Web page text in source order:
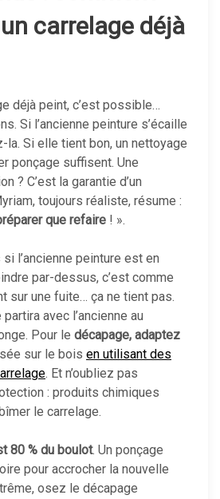
carrelage déjà
déjà peint, c’est possible…
Si l’ancienne peinture s’écaille
la. Si elle tient bon, un nettoyage
ponçage suffisent. Une
? C’est la garantie d’un
toujours réaliste, résume :
que refaire ! ».
l’ancienne peinture est en
par-dessus, c’est comme
sur une fuite… ça ne tient pas.
avec l’ancienne au
Pour le décapage, adaptez
sur le bois en utilisant des
. Et n’oubliez pas
: produits chimiques
le carrelage.
80 % du boulot. Un ponçage
pour accrocher la nouvelle
osez le décapage